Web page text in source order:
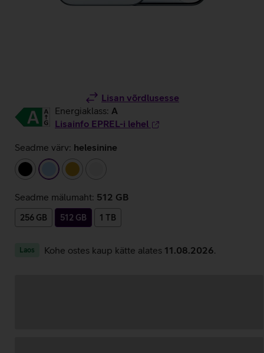
Lisan võrdlusesse
Energiaklass: A
Lisainfo EPREL-i lehel
Seadme värv: helesinine
must
helesininekuldne
Seadme mälumaht: 512 GB
256 GB 512 GB 1 TB
Laos Kohe ostes kaup kätte alates 11.08.2026